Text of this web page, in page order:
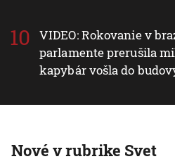
VIDEO: Rokovanie v
parlamente prerušila
kapybár vošla do
Nové v rubrike Svet